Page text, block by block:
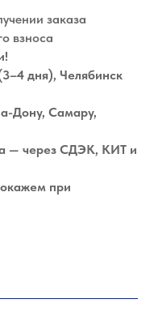
заказа
взноса
дня), Челябинск
Дону, Самару,
— через СДЭК, КИТ и
при